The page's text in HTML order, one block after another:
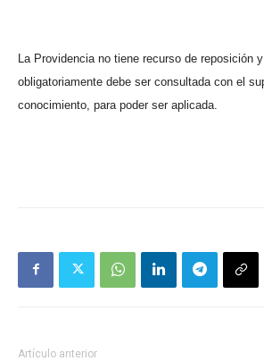
La Providencia no tiene recurso de reposición
obligatoriamente debe ser consultada con el
conocimiento, para poder ser aplicada.
Artículo anterior